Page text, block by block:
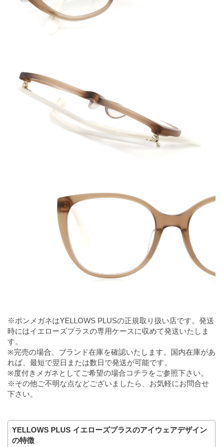
※ポンメガネはYELLOWS PLUSの正規取り扱い店です。発送
時にはイエローズプラスの専用ケースに収めて発送いたしま
す。
※完売の場合、ブランド在庫を確認いたします。国内在庫があ
れば、最短で翌日または数日で発送が可能です。
※度付きメガネとしてご希望の場合コチラ をご参照下さい。
※その他ご不明な点などございましたら、お気軽にお問合せ
下さい。
YELLOWS PLUS イエローズプラスのアイウェアデザイン
の特徴